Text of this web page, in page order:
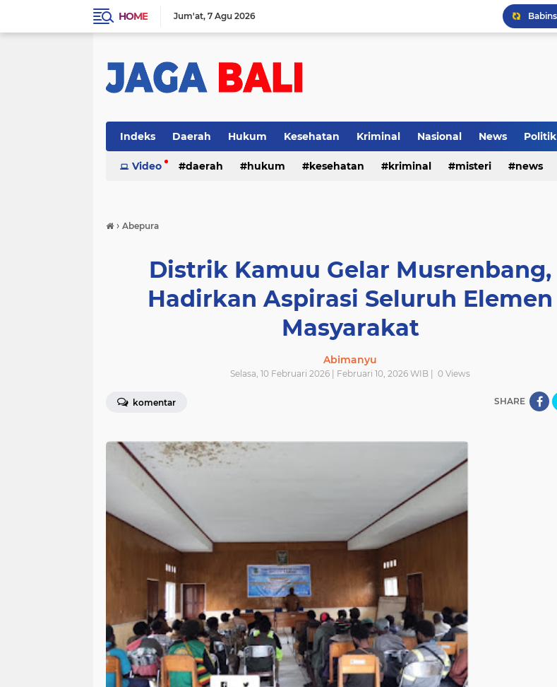
HOME Jum'at 7 Agu 2026
Indeks Daerah Hukum Kesehatan Kriminal Nasional News Politik
Video daerah hukum kesehatan kriminal misteri news
› Abepura
Distrik Kamuu Gelar Musrenbang,
Hadirkan Aspirasi Seluruh Elemen
Masyarakat
Abimanyu
Selasa, 10 Februari 2026 | Februari 10, 2026 WIB | 0 Views
komentar SHARE